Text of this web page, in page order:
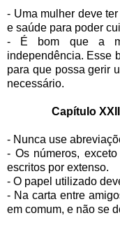
- Uma mulher deve
e saúde para poder
- É bom que a
independência. Esse
para que possa gerir
necessário.
Capítulo
- Nunca use
- Os números,
escritos por extenso.
- O papel utilizado
- Na carta entre
em comum, e não se